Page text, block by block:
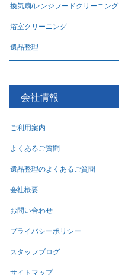
換気扇/レンジフードクリーニング
浴室クリーニング
遺品整理
会社情報
ご利用案内
よくあるご質問
遺品整理のよくあるご質問
会社概要
お問い合わせ
プライバシーポリシー
スタッフブログ
サイトマップ